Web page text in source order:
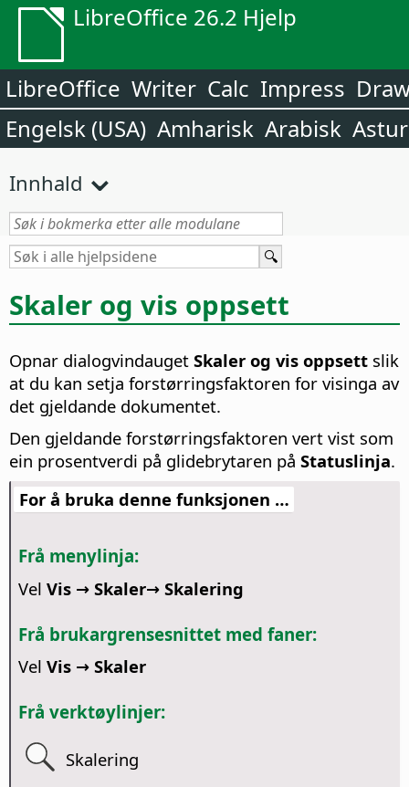
LibreOffice 26.2 Hjelp
LibreOffice Writer Calc Impress
Engelsk (USA) Amharisk Arabisk
Innhald
Skaler og vis oppsett
Opnar dialogvindauget Skaler og vis oppsett slik
at du kan setja forstørringsfaktoren for visinga av
det gjeldande dokumentet.
Den gjeldande forstørringsfaktoren vert vist som
ein prosentverdi på glidebrytaren på Statuslinja.
For å bruka denne funksjonen …
Frå menylinja:
Vel Vis → Skaler→ Skalering
Frå brukargrensesnittet med faner:
Vel Vis → Skaler
Frå verktøylinjer:
Skalering